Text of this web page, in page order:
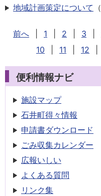
地域計画策定について （
前へ 1 2 3
10
11 12
便利情報ナビ
施設マップ
石井町得々情報
申請書ダウンロード
ごみ収集カレンダー
広報いしい
よくある質問
リンク集